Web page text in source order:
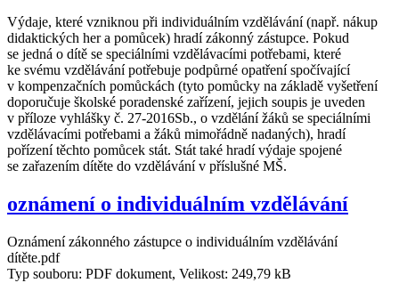
Výdaje, které vzniknou při individuálním vzdělávání (např. nákup
didaktických her a pomůcek) hradí zákonný zástupce. Pokud
se jedná o dítě se speciálními vzdělávacími potřebami, které
ke svému vzdělávání potřebuje podpůrné opatření spočívající
v kompenzačních pomůckách (tyto pomůcky na základě vyšetření
doporučuje školské poradenské zařízení, jejich soupis je uveden
v příloze vyhlášky č. 27-2016Sb., o vzdělání žáků se speciálními
vzdělávacími potřebami a žáků mimořádně nadaných), hradí
pořízení těchto pomůcek stát. Stát také hradí výdaje spojené
se zařazením dítěte do vzdělávání v příslušné MŠ.
oznámení o individuálním vzdělávání
Oznámení zákonného zástupce o individuálním vzdělávání
dítěte.pdf
Typ souboru: PDF dokument, Velikost: 249,79 kB